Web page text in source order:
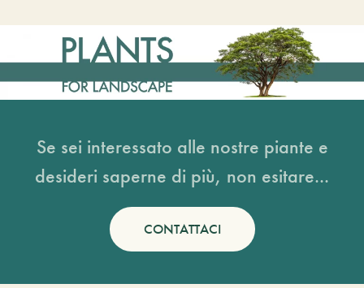
Se sei interessato alle nostre piante e
desideri saperne di più, non esitare...
CONTATTACI